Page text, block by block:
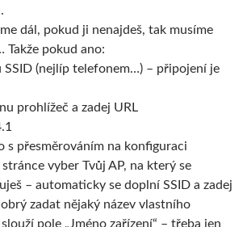
dál, pokud ji nenajdeš, tak musíme
Takže pokud ano:
SSID (nejlíp telefonem…) – připojení je
prohlížeč a zadej URL
s přesměrováním na konfiguraci
vyber Tvůj AP, na který se
– automaticky se doplní SSID a zadej
zadat nějaký název vlastního
pole „Jméno zařízení“ – třeba jen